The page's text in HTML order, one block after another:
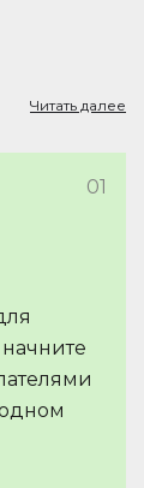
Читать далее
01